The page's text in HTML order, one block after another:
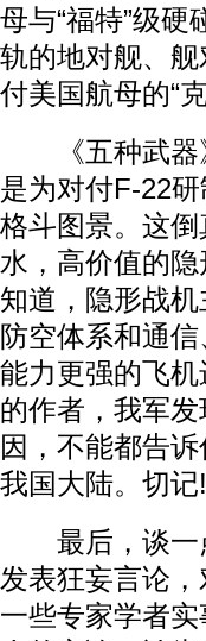
母与“福特”级
轨的地对舰、
付美国航母的“克
《五种武器》
是为对付F-22
格斗图景。这倒
水，高价值的
知道，隐形战
防空体系和通
能力更强的飞
的作者，我军
因，不能都告
我国大陆。切记
最后，谈一点
发表狂妄言论
一些专家学者